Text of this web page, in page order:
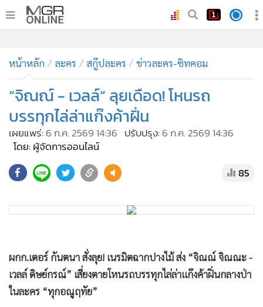
• ทันเหตุการณ์
• ภาคใต้
ภูมิภาค
• Online Section
• บันเทิง
ผู้จัดการรายวัน
• คอลัมนิสต์
• CbizReview
• Good health & Well-being
• Green Innovation & SD
Management & HR
หน้าหลัก ละคร สกู๊ปละคร ข่าวละคร-ซิทคอม
“จิณณ์ - เวลล์” ลุยเดือด! โหนรถ
บรรทุกไล่ล่าแก๊งค้าฝิ่น
เผยแพร่:6 ก.ค. 2569 14:36 ปรับปรุง:6 ก.ค. 2569 14:36
โดย: ผู้จัดการออนไลน์
85
ผกก.เตอร์ กันตนา สั่งลุย! เนรมิตฉากปางไม้ ส่ง “จิณณ์ จิณณะ -
เวลล์ ดิษย์กรณ์” เสี่ยงตายโหนรถบรรทุกไล่ล่าแก๊งค้าฝิ่นกลางป่า
ในละคร “ทุกอณูฤทัย”